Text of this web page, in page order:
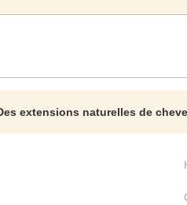
extensions naturelles de